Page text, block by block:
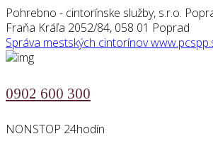
Pohrebno - cintorínske služby, s.r.o.
Fraňa Kráľa 2052/84, 058 01 Poprad
Správa mestských cintorínov
0902 600 300
NONSTOP 24hodín